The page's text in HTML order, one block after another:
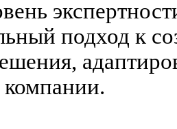
подход к